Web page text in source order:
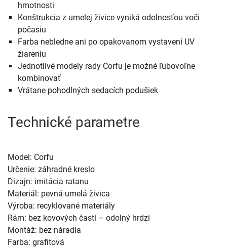
hmotnosti
Konštrukcia z umelej živice vyniká odolnosťou voči
počasiu
Farba nebledne ani po opakovanom vystavení UV
žiareniu
Jednotlivé modely rady Corfu je možné ľubovoľne
kombinovať
Vrátane pohodlných sedacích podušiek
Technické parametre
Model: Corfu
Určenie: záhradné kreslo
Dizajn: imitácia ratanu
Materiál: pevná umelá živica
Výroba: recyklované materiály
Rám: bez kovových častí – odolný hrdzi
Montáž: bez náradia
Farba: grafitová